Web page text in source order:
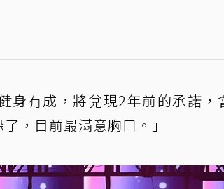
身有成，將兌現2年前的承諾，
，目前最滿意胸口。」